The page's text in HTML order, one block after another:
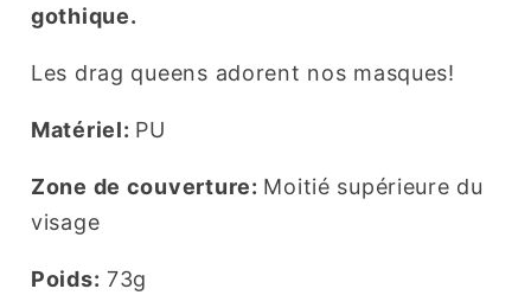
gothique.
Les drag queens adorent nos masques!
Matériel: PU
Zone de couverture: Moitié supérieure du
visage
Poids: 73g